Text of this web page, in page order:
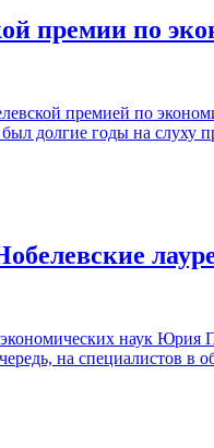
премии по
премией по
долгие годы на слуху
наук Юрия
на специалистов в